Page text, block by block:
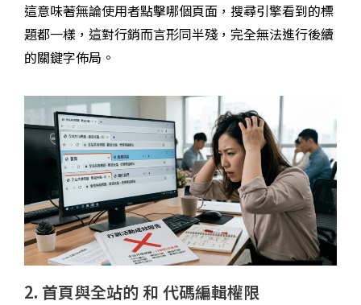
這意味著無論使用者點擊哪個頁面，搜尋引擎看到的標
題都一樣，這對行銷而言形同半殘，完全無法進行後續
的關鍵字佈局。
2. 首頁與全站的 和 代碼編輯權限